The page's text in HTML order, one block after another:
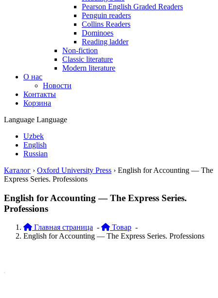
Pearson English Graded Readers
Penguin readers
Collins Readers
Dominoes
Reading ladder
Non-fiction
Classic literature
Modern literature
О нас
Новости
Контакты
Корзина
Language Language
Uzbek
English
Russian
Каталог › Oxford University Press › English for Accounting — The
Express Series. Professions
English for Accounting — The Express Series.
Professions
Главная страница - Товар -
English for Accounting — The Express Series. Professions